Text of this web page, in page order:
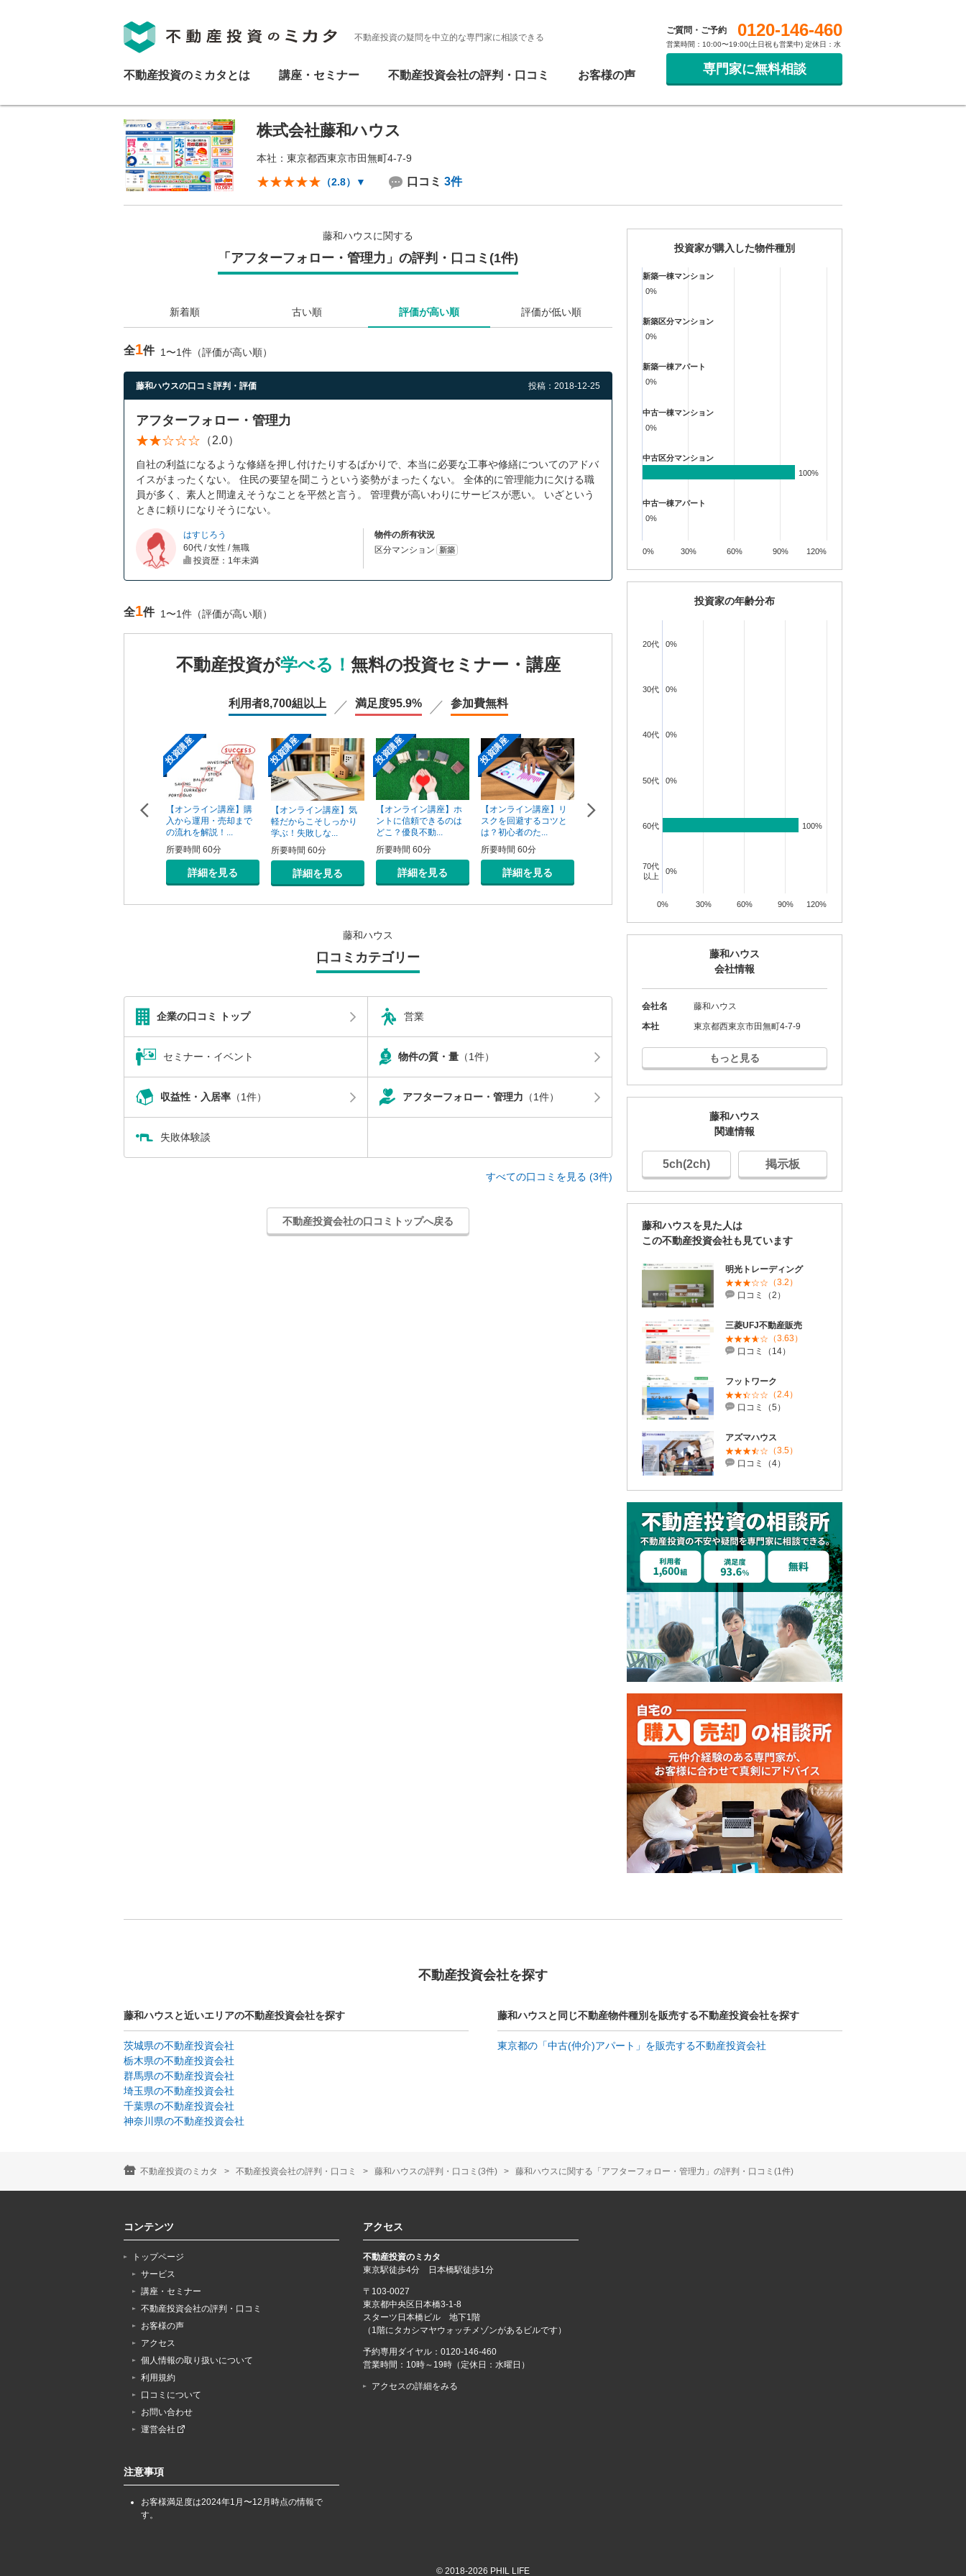
不動産投資の疑問を中立的な専門家に相談できる
不動産投資のミカタとは 講座・セミナー 不動産投資会社の評判・口コミ お客様の声 専門家に無料相談
ご質問・ご予約 0120-146-460
営業時間：10:00〜19:00(土日祝も営業中) 定休日：水
株式会社藤和ハウス
本社：東京都西東京市田無町4-7-9
（2.8） ▼ 口コミ 3件
藤和ハウスに関する
「アフターフォロー・管理力」の評判・口コミ(1件)
新着順 古い順 評価が高い順 評価が低い順
全1件 1〜1件（評価が高い順）
藤和ハウスの口コミ評判・評価 投稿：2018-12-25
アフターフォロー・管理力
（2.0）
自社の利益になるような修繕を押し付けたりするばかりで、本当に必要な工事や修繕についてのアドバ
イスがまったくない。 住民の要望を聞こうという姿勢がまったくない。 全体的に管理能力に欠ける職
員が多く、素人と間違えそうなことを平然と言う。 管理費が高いわりにサービスが悪い。 いざという
ときに頼りになりそうにない。
はすじろう
60代 / 女性 / 無職
投資歴：1年未満
物件の所有状況
区分マンション 新築
全1件 1〜1件（評価が高い順）
不動産投資が学べる！ 無料の投資セミナー・講座
利用者8,700組以上 満足度95.9% 参加費無料
【オンライン講座】次
投資講座
【オンライン講座】購
入から運用・売却まで
の流れを解説！...
所要時間 60分
詳細を見る
投資講座
【オンライン講座】気
軽だからこそしっかり
学ぶ！失敗しな...
所要時間 60分
詳細を見る
投資講座
【オンライン講座】ホ
ントに信頼できるのは
どこ？優良不動...
所要時間 60分
詳細を見る
投資講座
【オンライン講座】リ
スクを回避するコツと
は？初心者のた...
所要時間 60分
詳細を見る
【オンライン講座】投
資用不動産の売り時・
詳細を見る
の一手はどうすべき？
投資用不動産の...
入から運用・売却まで
の流れを解説！...
藤和ハウス
口コミカテゴリー
企業の口コミ トップ 営業
セミナー・イベント 物件の質・量 （1件）
収益性・入居率 （1件） アフターフォロー・管理力 （1件）
失敗体験談
すべての口コミを見る (3件)
不動産投資会社の口コミトップへ戻る
投資家が購入した物件種別
0%
0%
0%
0%
0%
0%
0%
0%
100%
100%
0%
0%
新築一棟マンション
新築区分マンション
新築一棟アパート
中古一棟マンション
中古区分マンション
中古一棟アパート
0% 30% 60% 90% 120%
投資家の年齢分布
0%
0%
0%
0%
0%
0%
0%
0%
100%
100%
0%
0%
20代
30代
40代
50代
60代
70代
以上
0% 30% 60% 90% 120%
藤和ハウス
会社情報
会社名
藤和ハウス
本社
東京都西東京市田無町4-7-9
もっと見る
藤和ハウス
関連情報
5ch(2ch) 掲示板
藤和ハウスを見た人は
この不動産投資会社も見ています
明光トレーディング
（3.2）
口コミ（2）
三菱UFJ不動産販売
（3.63）
口コミ（14）
フットワーク
（2.4）
口コミ（5）
アズマハウス
（3.5）
口コミ（4）
不動産投資会社を探す
藤和ハウスと近いエリアの不動産投資会社を探す
茨城県の不動産投資会社
栃木県の不動産投資会社
群馬県の不動産投資会社
埼玉県の不動産投資会社
千葉県の不動産投資会社
神奈川県の不動産投資会社
藤和ハウスと同じ不動産物件種別を販売する不動産投資会社を探す
東京都の「中古(仲介)アパート」を販売する不動産投資会社
不動産投資のミカタ 不動産投資会社の評判・口コミ 藤和ハウスの評判・口コミ(3件) 藤和ハウスに関する「アフターフォロー・管理力」の評判・口コミ(1件)
コンテンツ
トップページ
サービス
講座・セミナー
不動産投資会社の評判・口コミ
お客様の声
アクセス
個人情報の取り扱いについて
利用規約
口コミについて
お問い合わせ
運営会社
アクセス
不動産投資のミカタ
東京駅徒歩4分 日本橋駅徒歩1分
〒103-0027
東京都中央区日本橋3-1-8
スターツ日本橋ビル 地下1階
（1階にタカシマヤウォッチメゾンがあるビルです）
予約専用ダイヤル：0120-146-460
営業時間：10時～19時（定休日：水曜日）
アクセスの詳細をみる
注意事項
お客様満足度は2024年1月〜12月時点の情報で
す。
© 2018-2026 PHIL LIFE